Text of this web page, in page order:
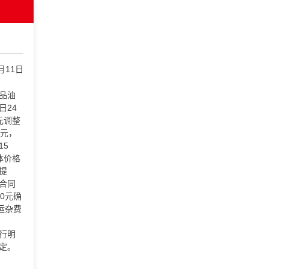
11日
油
24
调整
，
价格
同
元确
杂费
明
。